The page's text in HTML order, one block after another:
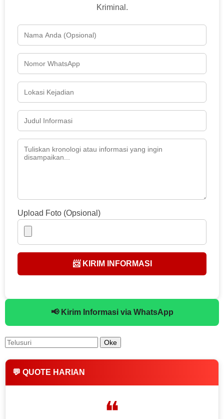
Kriminal.
Upload Foto (Opsional)
📨 KIRIM INFORMASI
📢 Kirim Informasi via WhatsApp
💬 QUOTE HARIAN
❝